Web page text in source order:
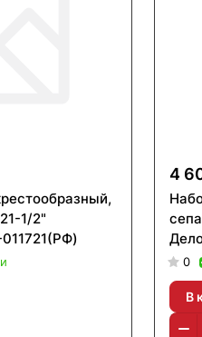
1/2"
4
0
В